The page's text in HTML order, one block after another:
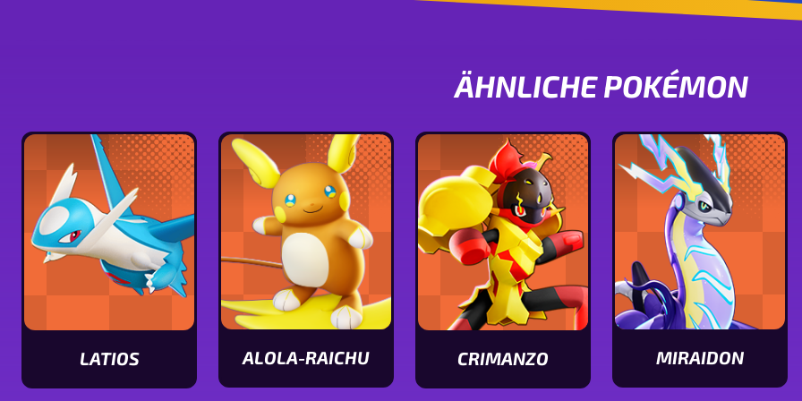
ÄHNLICHE POKÉMON
LATIOS
Statuswerte
ALOLA-RAICHU
Statuswerte
CRIMANZO
Statuswerte
MIRAIDON
Statuswerte